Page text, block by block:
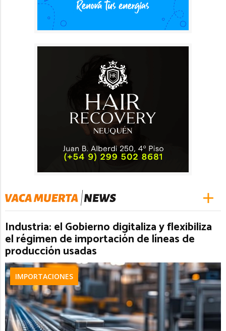
Industria: el Gobierno digitaliza y flexibiliza
el régimen de importación de líneas de
producción usadas
IMPORTACIONES